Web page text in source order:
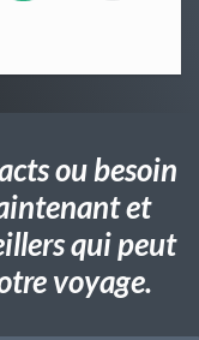
ou besoin
et
qui peut
voyage.